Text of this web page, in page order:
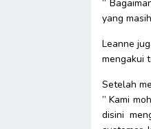
”
yang
Leanne
mengakui
Setelah
” Kami
disini